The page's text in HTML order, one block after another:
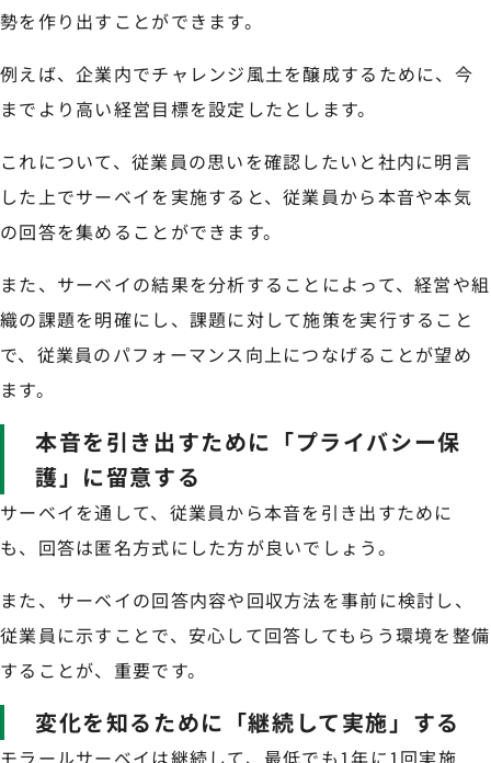
勢を作り出すことができます。
例えば、企業内でチャレンジ風土を醸成するために、今
までより高い経営目標を設定したとします。
これについて、従業員の思いを確認したいと社内に明言
した上でサーベイを実施すると、従業員から本音や本気
の回答を集めることができます。
また、サーベイの結果を分析することによって、経営や組
織の課題を明確にし、課題に対して施策を実行すること
で、従業員のパフォーマンス向上につなげることが望め
ます。
本音を引き出すために「プライバシー保
護」に留意する
サーベイを通して、従業員から本音を引き出すために
も、回答は匿名方式にした方が良いでしょう。
また、サーベイの回答内容や回収方法を事前に検討し、
従業員に示すことで、安心して回答してもらう環境を整備
することが、重要です。
変化を知るために「継続して実施」する
モラールサーベイは継続して、最低でも1年に1回実施